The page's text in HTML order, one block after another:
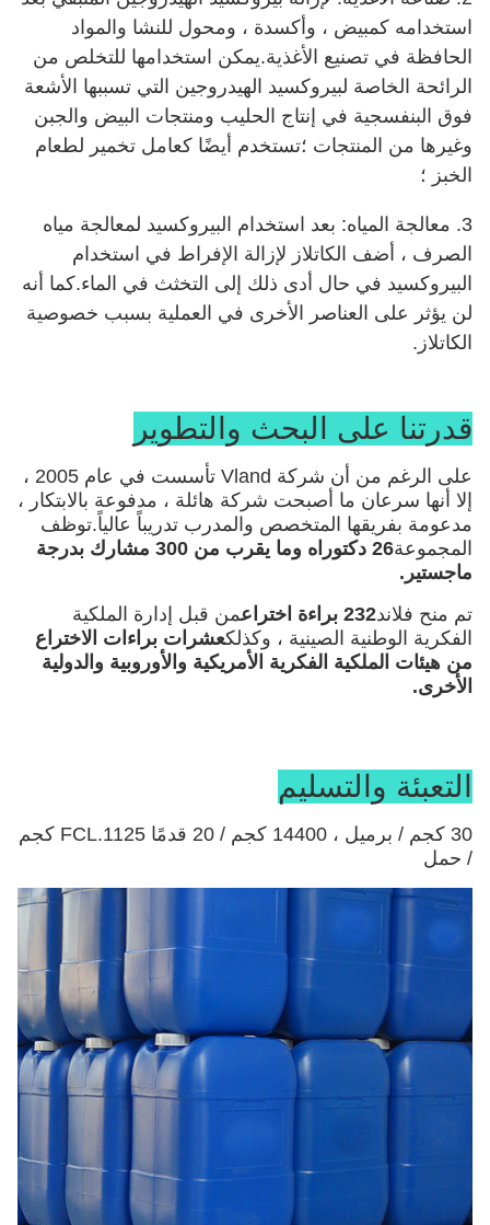
استخدامه كمبيض ، وأكسدة ، ومحول للنشا والمواد
الحافظة في تصنيع الأغذية.يمكن استخدامها للتخلص من
الرائحة الخاصة لبيروكسيد الهيدروجين التي تسببها الأشعة
فوق البنفسجية في إنتاج الحليب ومنتجات البيض والجبن
وغيرها من المنتجات ؛تستخدم أيضًا كعامل تخمير لطعام
الخبز ؛
3. معالجة المياه: بعد استخدام البيروكسيد لمعالجة مياه
الصرف ، أضف الكاتلاز لإزالة الإفراط في استخدام
البيروكسيد في حال أدى ذلك إلى التخثث في الماء.كما أنه
لن يؤثر على العناصر الأخرى في العملية بسبب خصوصية
الكاتلاز.
قدرتنا على البحث والتطوير
على الرغم من أن شركة Vland تأسست في عام 2005 ،
إلا أنها سرعان ما أصبحت شركة هائلة ، مدفوعة بالابتكار ،
مدعومة بفريقها المتخصص والمدرب تدريباً عالياً.توظف
المجموعة
26 دكتوراه وما يقرب من 300 مشارك بدرجة
ماجستير.
تم منح فلاند232 براءة اختراع
من قبل إدارة الملكية
الفكرية الوطنية الصينية ، وكذلكعشرات براءات الاختراع
من هيئات الملكية الفكرية الأمريكية والأوروبية والدولية
الأخرى.
التعبئة والتسليم
30 كجم / برميل ، 14400 كجم / 20 قدمًا FCL.1125 كجم
/ حمل